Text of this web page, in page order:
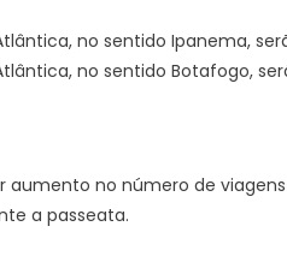
no sentido Ipanema,
no sentido Botafogo,
aumento no número de
a passeata.